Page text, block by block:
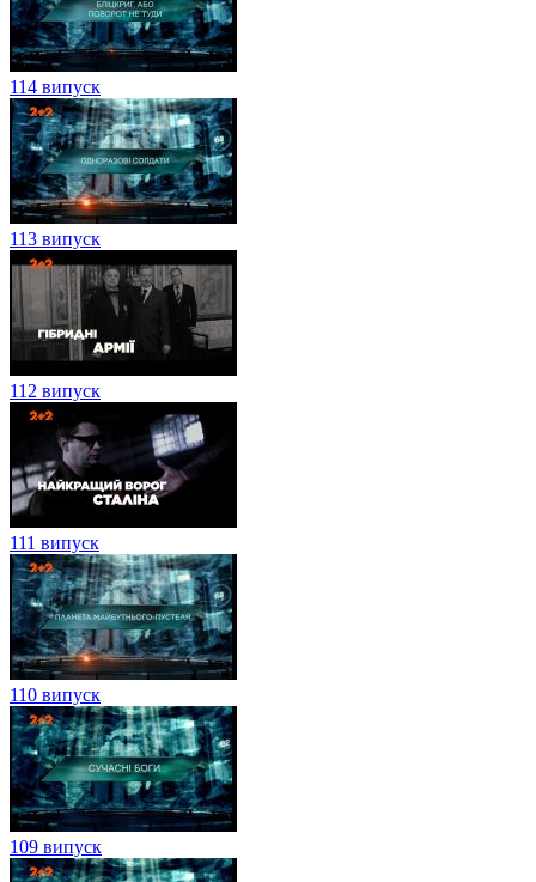
114 випуск
113 випуск
112 випуск
111 випуск
110 випуск
109 випуск